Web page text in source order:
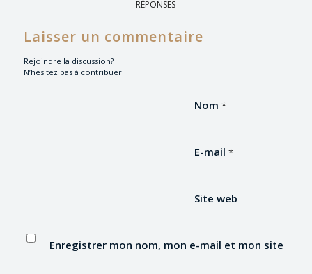
RÉPONSES
Laisser un commentaire
Rejoindre la discussion?
N’hésitez pas à contribuer !
Nom *
E-mail *
Site web
Enregistrer mon nom, mon e-mail et mon site